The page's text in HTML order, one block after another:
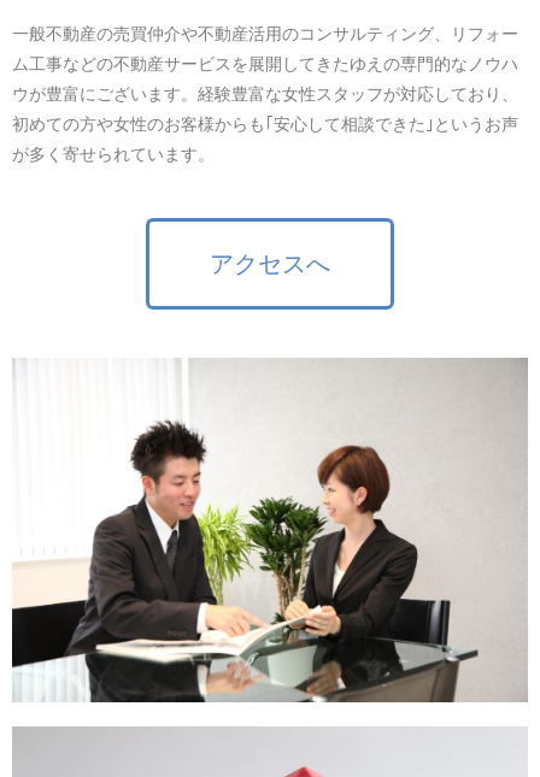
一般不動産の売買仲介や不動産活用のコンサルティング、リフォー
ム工事などの不動産サービスを展開してきたゆえの専門的なノウハ
ウが豊富にございます。経験豊富な女性スタッフが対応しており、
初めての方や女性のお客様からも｢安心して相談できた｣というお声
が多く寄せられています。
アクセスへ